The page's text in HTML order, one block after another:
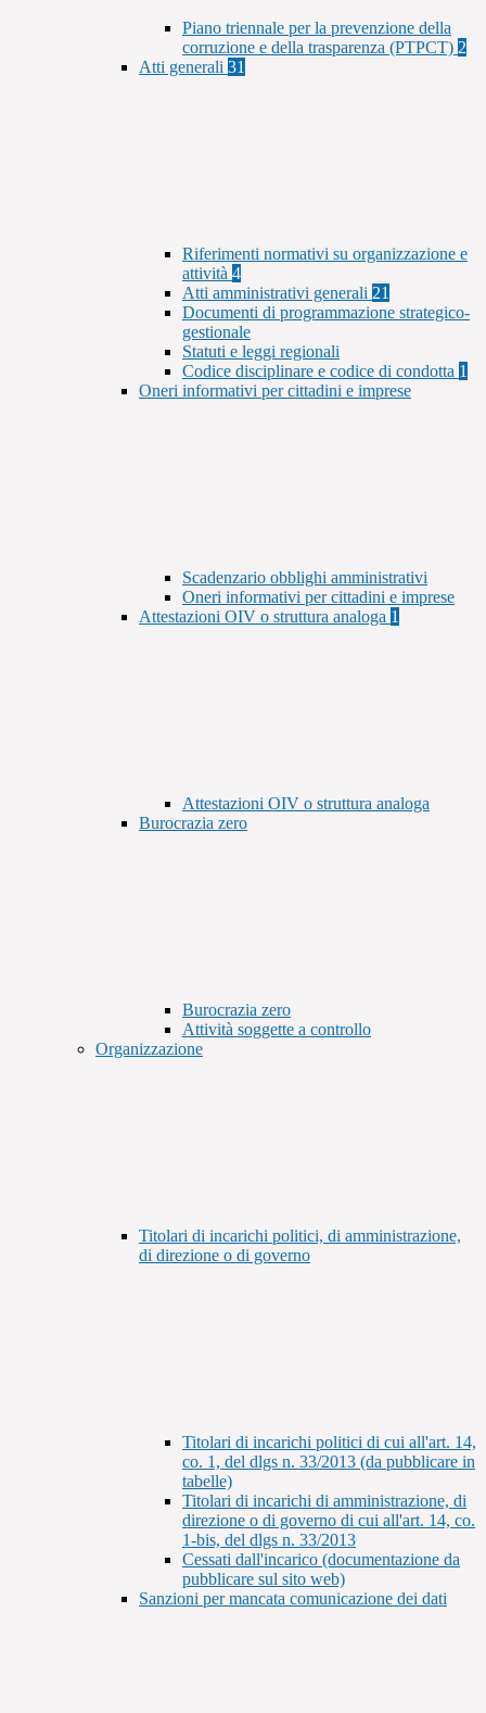
Piano triennale per la prevenzione della
corruzione e della trasparenza (PTPCT) 2
Atti generali 31
Riferimenti normativi su organizzazione e
attività 4
Atti amministrativi generali 21
Documenti di programmazione strategico-
gestionale
Statuti e leggi regionali
Codice disciplinare e codice di condotta 1
Oneri informativi per cittadini e imprese
Scadenzario obblighi amministrativi
Oneri informativi per cittadini e imprese
Attestazioni OIV o struttura analoga 1
Attestazioni OIV o struttura analoga
Burocrazia zero
Burocrazia zero
Attività soggette a controllo
Organizzazione
Titolari di incarichi politici, di amministrazione,
di direzione o di governo
Titolari di incarichi politici di cui all'art. 14,
co. 1, del dlgs n. 33/2013 (da pubblicare in
tabelle)
Titolari di incarichi di amministrazione, di
direzione o di governo di cui all'art. 14, co.
1-bis, del dlgs n. 33/2013
Cessati dall'incarico (documentazione da
pubblicare sul sito web)
Sanzioni per mancata comunicazione dei dati